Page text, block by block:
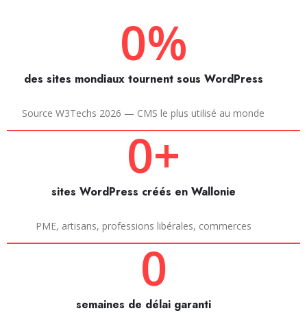
0%
des sites mondiaux tournent sous WordPress
Source W3Techs 2026 — CMS le plus utilisé au monde
0+
sites WordPress créés en Wallonie
PME, artisans, professions libérales, commerces
0
semaines de délai garanti